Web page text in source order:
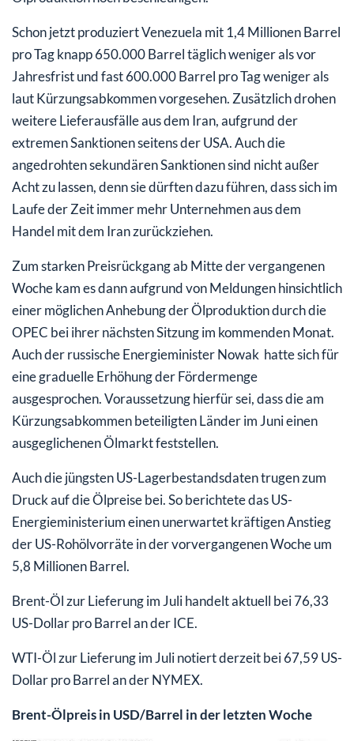
Schon jetzt produziert Venezuela mit 1,4 Millionen Barrel
pro Tag knapp 650.000 Barrel täglich weniger als vor
Jahresfrist und fast 600.000 Barrel pro Tag weniger als
laut Kürzungsabkommen vorgesehen. Zusätzlich drohen
weitere Lieferausfälle aus dem Iran, aufgrund der
extremen Sanktionen seitens der USA. Auch die
angedrohten sekundären Sanktionen sind nicht außer
Acht zu lassen, denn sie dürften dazu führen, dass sich im
Laufe der Zeit immer mehr Unternehmen aus dem
Handel mit dem Iran zurückziehen.
Zum starken Preisrückgang ab Mitte der vergangenen
Woche kam es dann aufgrund von Meldungen hinsichtlich
einer möglichen Anhebung der Ölproduktion durch die
OPEC bei ihrer nächsten Sitzung im kommenden Monat.
Auch der russische Energieminister Nowak hatte sich für
eine graduelle Erhöhung der Fördermenge
ausgesprochen. Voraussetzung hierfür sei, dass die am
Kürzungsabkommen beteiligten Länder im Juni einen
ausgeglichenen Ölmarkt feststellen.
Auch die jüngsten US-Lagerbestandsdaten trugen zum
Druck auf die Ölpreise bei. So berichtete das US-
Energieministerium einen unerwartet kräftigen Anstieg
der US-Rohölvorräte in der vorvergangenen Woche um
5,8 Millionen Barrel.
Brent-Öl zur Lieferung im Juli handelt aktuell bei 76,33
US-Dollar pro Barrel an der ICE.
WTI-Öl zur Lieferung im Juli notiert derzeit bei 67,59 US-
Dollar pro Barrel an der NYMEX.
Brent-Ölpreis in USD/Barrel in der letzten Woche